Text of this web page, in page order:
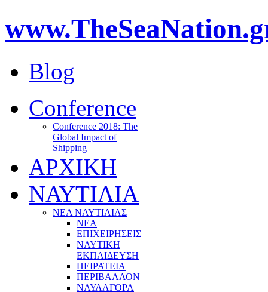
Blog
Conference
Conference 2018: The
Global Impact of
Shipping
ΑΡΧΙΚΗ
ΝΑΥΤΙΛΙΑ
ΝΕΑ ΝΑΥΤΙΛΙΑΣ
ΝΕΑ
ΕΠΙΧΕΙΡΗΣΕΙΣ
ΝΑΥΤΙΚΗ
ΕΚΠΑΙΔΕΥΣΗ
ΠΕΙΡΑΤΕΙΑ
ΠΕΡΙΒΑΛΛΟΝ
ΝΑΥΛΑΓΟΡΑ